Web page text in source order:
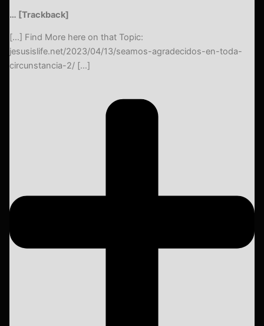
… [Trackback]
[…] Find More here on that Topic:
jesusislife.net/2023/04/13/seamos-agradecidos-en-toda-
circunstancia-2/ […]